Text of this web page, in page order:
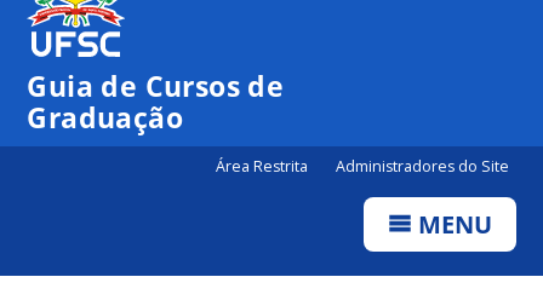
Guia de Cursos de
Graduação
Área Restrita Administradores do Site
MENU